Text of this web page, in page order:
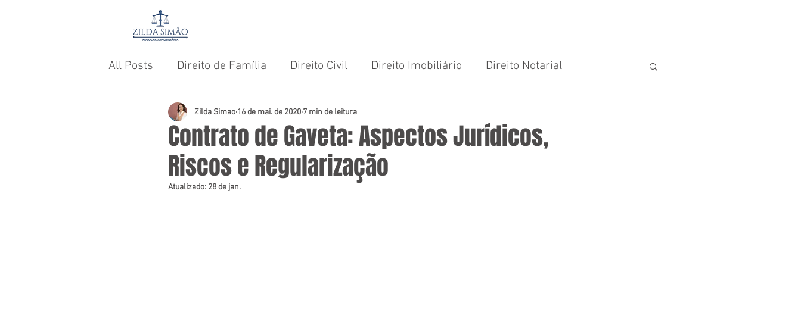
All Posts Direito de Família Direito Civil Direito Imobiliário Direito Notarial
Direito Administrativo Compra e Venda
Contrato de Gaveta: Aspectos Jurídicos,
Riscos e Regularização
Zilda Simao 16 de mai. de 2020 7 min de leitura
Atualizado: 28 de jan.